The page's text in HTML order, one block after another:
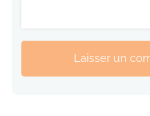
Laisser un